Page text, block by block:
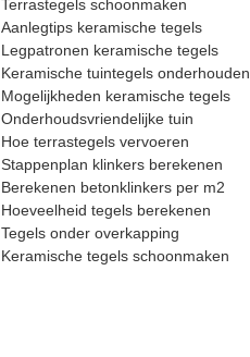
Terrastegels schoonmaken
Aanlegtips keramische tegels
Legpatronen keramische tegels
Keramische tuintegels onderhouden
Mogelijkheden keramische tegels
Onderhoudsvriendelijke tuin
Hoe terrastegels vervoeren
Stappenplan klinkers berekenen
Berekenen betonklinkers per m2
Hoeveelheid tegels berekenen
Tegels onder overkapping
Keramische tegels schoonmaken